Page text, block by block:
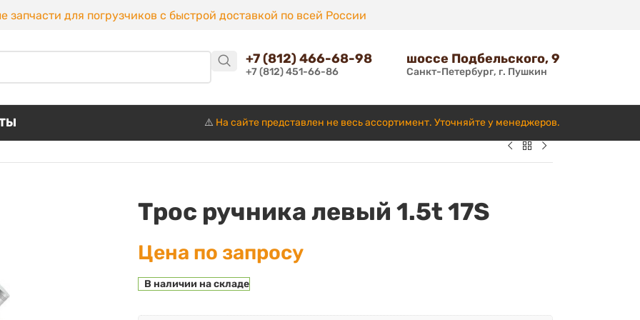
запчасти для погрузчиков с быстрой доставкой по всей России
+7 (812) 466-68-98
+7 (812) 451-66-86
шоссе Подбельского, 9
Санкт-Петербург, г. Пушкин
⚠️ На сайте представлен не весь ассортимент. Уточняйте у менеджеров.
Трос ручника левый 1.5t 17S
Цена по запросу
В наличии на складе